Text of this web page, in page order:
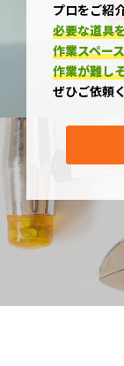
プロをご紹
必要な道具
作業スペー
作業が難し
ぜひご依頼